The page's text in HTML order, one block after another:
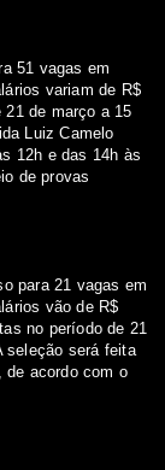
51 vagas em
variam de R$
de março a 15
Luiz Camelo
12h e das 14h às
de provas
para 21 vagas em
vão de R$
no período de 21
seleção será feita
acordo com o